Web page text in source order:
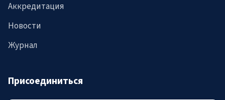
Аккредитация
Новости
Журнал
Присоединиться